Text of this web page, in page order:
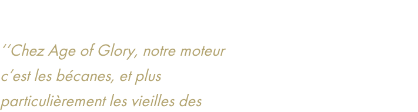
‘‘Chez Age of Glory, notre moteur
c’est les bécanes, et plus
particulièrement les vieilles des